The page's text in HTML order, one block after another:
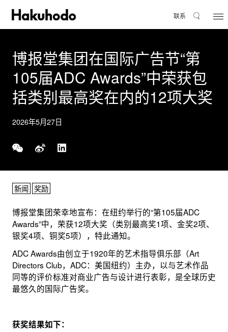
联系
博报堂集团在国际广告节“第
105届ADC Awards”中荣获包
括类别最高奖在内的12项大奖
2026年5月27日
新闻 奖励
博报堂集团荣幸地宣布：在纽约举行的“第105届ADC
Awards”中，荣获12项大奖（类别最高奖1项、金奖2项、
银奖4项、铜奖5项），特此通知。
ADC Awards由创立于1920年的艺术指导俱乐部（Art
Directors Club，ADC：美国纽约）主办，以与艺术作品
同等的评价标准对商业广告与设计进行表彰，是全球历史
最悠久的国际广告奖。
获奖结果如下：